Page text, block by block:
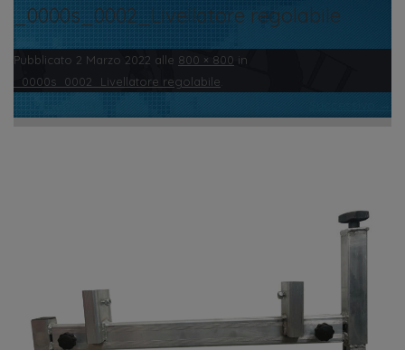
_0000s_0002_Livellatore regolabile
Pubblicato 2 Marzo 2022 alle 800 × 800 in
_0000s_0002_Livellatore regolabile